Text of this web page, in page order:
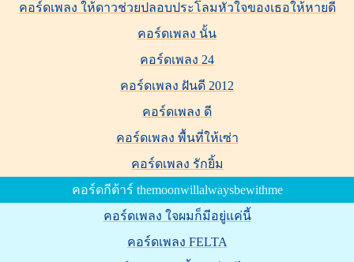
คอร์ดเพลง ให้ดาวช่วยปลอบประโลมหัวใจของเธอให้หายดี
คอร์ดเพลง นั้น
คอร์ดเพลง 24
คอร์ดเพลง ฝันดี 2012
คอร์ดเพลง ดี
คอร์ดเพลง พื้นที่ให้เซ่า
คอร์ดเพลง รักยิ้ม
คอร์ดกีต้าร์ themoonwillalwaysbewithme
คอร์ดเพลง ใจผมก็มีอยู่แค่นี้
คอร์ดเพลง FELTA